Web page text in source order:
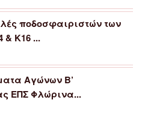
ποδοσφαιριστών των
& Κ16 ...
Αγώνων Β’
ΕΠΣ Φλώρινα...